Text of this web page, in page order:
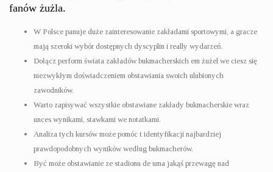
fanów żużla.
W Polsce panuje duże zainteresowanie zakładami sportowymi, a gracze
mają szeroki wybór dostępnych dyscyplin i really wydarzeń.
Dołącz perform świata zakładów bukmacherskich em żużel we ciesz się
niezwykłym doświadczeniem obstawiania swoich ulubionych
zawodników.
Warto zapisywać wszystkie obstawiane zakłady bukmacherskie wraz
unces wynikami, stawkami we notatkami.
Analiza tych kursów może pomóc t identyfikacji najbardziej
prawdopodobnych wyników według bukmacherów.
Być może obstawianie ze stadionu de uma jakąś przewagę nad